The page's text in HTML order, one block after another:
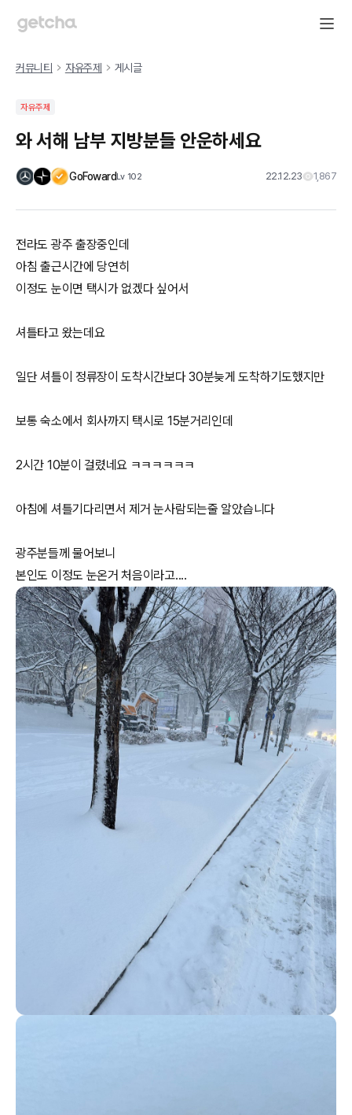
커뮤니티 자유주제 게시글
자유주제
와 서해 남부 지방분들 안운하세요
GoFowardLv 102 22.12.23 1,867
전라도 광주 출장중인데
아침 출근시간에 당연히
이정도 눈이면 택시가 없겠다 싶어서
셔틀타고 왔는데요
일단 셔틀이 정류장이 도착시간보다 30분늦게 도착하기도했지만
보통 숙소에서 회사까지 택시로 15분거리인데
2시간 10분이 걸렸네요 ㅋㅋㅋㅋㅋㅋ
아침에 셔틀기다리면서 제거 눈사람되는줄 알았습니다
광주분들께 물어보니
본인도 이정도 눈온거 처음이라고....